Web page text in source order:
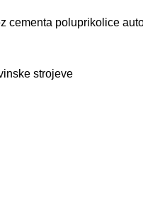
cementa poluprikolice
strojeve